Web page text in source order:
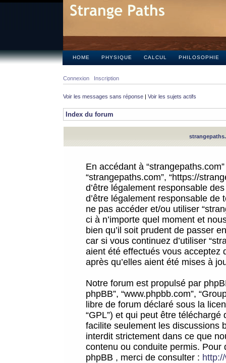
HOME PHYSIQUE CALCUL PHILOSOPHIE
Connexion Inscription
Voir les messages sans réponse | Voir les sujets actifs
Index du forum
En accédant à
“strangepaths.com”, “https://
d’être légalement responsable
d’être légalement responsable
ne pas accéder et/ou utiliser
ci à n’importe quel moment et
bien qu’il soit prudent de passer
car si vous continuez d’utiliser
aient été effectués vous acceptez
après qu’elles aient été mises à
Notre forum est propulsé par
phpBB”, “www.phpbb.com”,
libre de forum déclaré sous la
“GPL”) et qui peut être téléchargé
facilite seulement les discussions
interdit strictement dans ce que
contenu ou conduite permis.
phpBB , merci de consulter :